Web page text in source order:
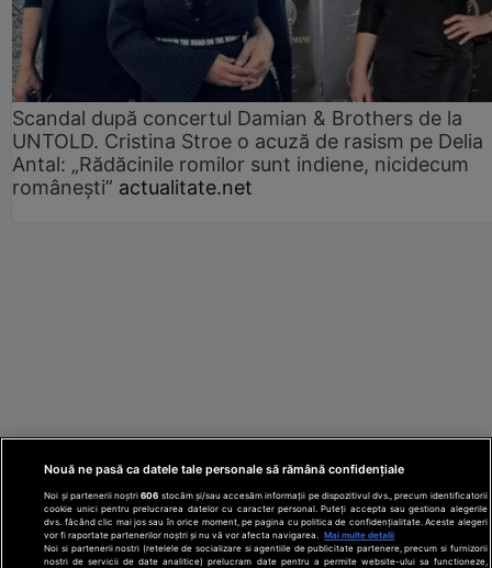
Scandal după concertul Damian & Brothers de la
UNTOLD. Cristina Stroe o acuză de rasism pe Delia
Antal: „Rădăcinile romilor sunt indiene, nicidecum
românești” actualitate.net
Nouă ne pasă ca datele tale personale să rămână confidențiale
Noi și partenerii noștri606 stocăm și/sau accesăm informații pe dispozitivul dvs., precum identificatorii
cookie unici pentru prelucrarea datelor cu caracter personal. Puteți accepta sau gestiona alegerile
dvs. făcând clic mai jos sau în orice moment, pe pagina cu politica de confidențialitate. Aceste alegeri
vor fi raportate partenerilor noștri și nu vă vor afecta navigarea.
Mai multe detalii
Noi si partenerii nostri (retelele de socializare si agentiile de publicitate partenere, precum si furnizorii
nostri de servicii de date analitice) prelucram date pentru a permite website-ului sa functioneze,